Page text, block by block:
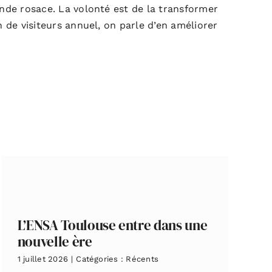
rosace. La volonté est de la transformer
visiteurs annuel, on parle d’en améliorer
L’ENSA Toulouse entre dans une
nouvelle ère
1 juillet 2026 | Catégories : Récents